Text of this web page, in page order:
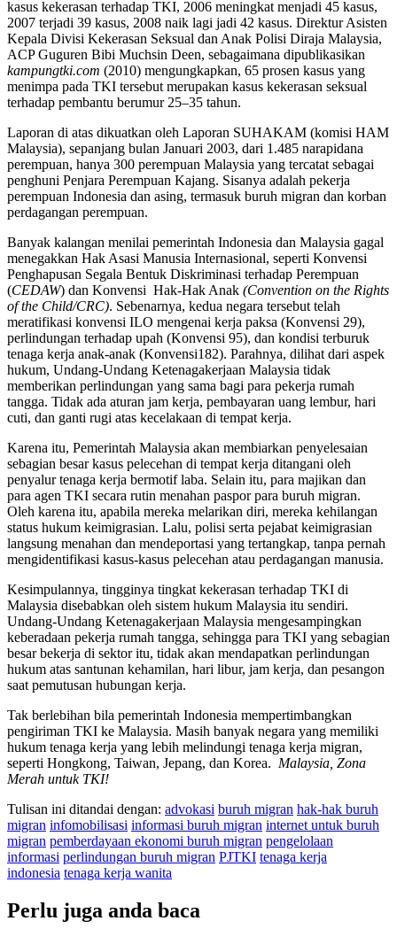
kasus kekerasan terhadap TKI, 2006 meningkat menjadi 45 kasus,
2007 terjadi 39 kasus, 2008 naik lagi jadi 42 kasus. Direktur Asisten
Kepala Divisi Kekerasan Seksual dan Anak Polisi Diraja Malaysia,
ACP Guguren Bibi Muchsin Deen, sebagaimana dipublikasikan
kampungtki.com (2010) mengungkapkan, 65 prosen kasus yang
menimpa pada TKI tersebut merupakan kasus kekerasan seksual
terhadap pembantu berumur 25–35 tahun.
Laporan di atas dikuatkan oleh Laporan SUHAKAM (komisi HAM
Malaysia), sepanjang bulan Januari 2003, dari 1.485 narapidana
perempuan, hanya 300 perempuan Malaysia yang tercatat sebagai
penghuni Penjara Perempuan Kajang. Sisanya adalah pekerja
perempuan Indonesia dan asing, termasuk buruh migran dan korban
perdagangan perempuan.
Banyak kalangan menilai pemerintah Indonesia dan Malaysia gagal
menegakkan Hak Asasi Manusia Internasional, seperti Konvensi
Penghapusan Segala Bentuk Diskriminasi terhadap Perempuan
(CEDAW) dan Konvensi Hak-Hak Anak (Convention on the Rights
of the Child/CRC). Sebenarnya, kedua negara tersebut telah
meratifikasi konvensi ILO mengenai kerja paksa (Konvensi 29),
perlindungan terhadap upah (Konvensi 95), dan kondisi terburuk
tenaga kerja anak-anak (Konvensi182). Parahnya, dilihat dari aspek
hukum, Undang-Undang Ketenagakerjaan Malaysia tidak
memberikan perlindungan yang sama bagi para pekerja rumah
tangga. Tidak ada aturan jam kerja, pembayaran uang lembur, hari
cuti, dan ganti rugi atas kecelakaan di tempat kerja.
Karena itu, Pemerintah Malaysia akan membiarkan penyelesaian
sebagian besar kasus pelecehan di tempat kerja ditangani oleh
penyalur tenaga kerja bermotif laba. Selain itu, para majikan dan
para agen TKI secara rutin menahan paspor para buruh migran.
Oleh karena itu, apabila mereka melarikan diri, mereka kehilangan
status hukum keimigrasian. Lalu, polisi serta pejabat keimigrasian
langsung menahan dan mendeportasi yang tertangkap, tanpa pernah
mengidentifikasi kasus-kasus pelecehan atau perdagangan manusia.
Kesimpulannya, tingginya tingkat kekerasan terhadap TKI di
Malaysia disebabkan oleh sistem hukum Malaysia itu sendiri.
Undang-Undang Ketenagakerjaan Malaysia mengesampingkan
keberadaan pekerja rumah tangga, sehingga para TKI yang sebagian
besar bekerja di sektor itu, tidak akan mendapatkan perlindungan
hukum atas santunan kehamilan, hari libur, jam kerja, dan pesangon
saat pemutusan hubungan kerja.
Tak berlebihan bila pemerintah Indonesia mempertimbangkan
pengiriman TKI ke Malaysia. Masih banyak negara yang memiliki
hukum tenaga kerja yang lebih melindungi tenaga kerja migran,
seperti Hongkong, Taiwan, Jepang, dan Korea. Malaysia, Zona
Merah untuk TKI!
Tulisan ini ditandai dengan: advokasi buruh migran hak-hak buruh
migran infomobilisasi informasi buruh migran internet untuk buruh
migran pemberdayaan ekonomi buruh migran pengelolaan
informasi perlindungan buruh migran PJTKI tenaga kerja
indonesia tenaga kerja wanita
Perlu juga anda baca